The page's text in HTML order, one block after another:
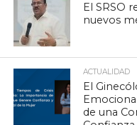
El SRSO
nuevos
ACTUALIDAD
El
de una